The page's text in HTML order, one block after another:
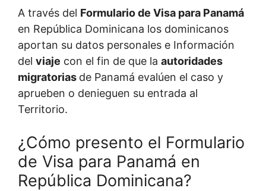
A través del Formulario de Visa para Panamá
en República Dominicana los dominicanos
aportan su datos personales e Información
del viaje con el fin de que la autoridades
migratorias de Panamá evalúen el caso y
aprueben o denieguen su entrada al
Territorio.
¿Cómo presento el Formulario
de Visa para Panamá en
República Dominicana?